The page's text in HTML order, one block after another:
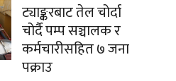
ट्याङ्करबाट तेल चोर्दा
चोर्दै पम्प सञ्चालक र
कर्मचारीसहित ७ जना
पक्राउ